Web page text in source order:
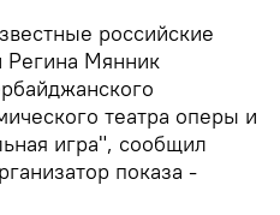
российские
Регина Мянник
театра оперы и
игра", сообщил
показа -